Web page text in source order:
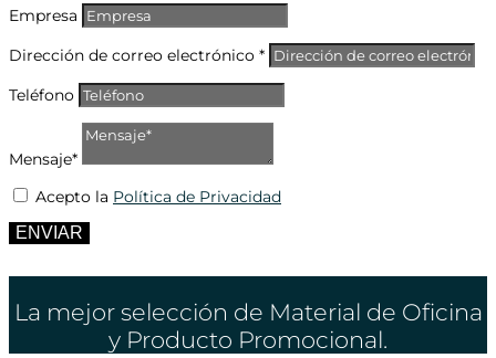
Empresa
Dirección de correo electrónico *
Teléfono
Mensaje*
Acepto la Política de Privacidad
ENVIAR
La mejor selección de Material de Oficina
y Producto Promocional.